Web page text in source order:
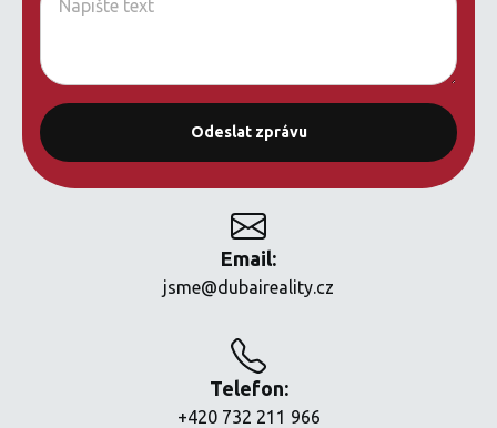
Email:
jsme@dubaireality.cz
Telefon:
+420 732 211 966